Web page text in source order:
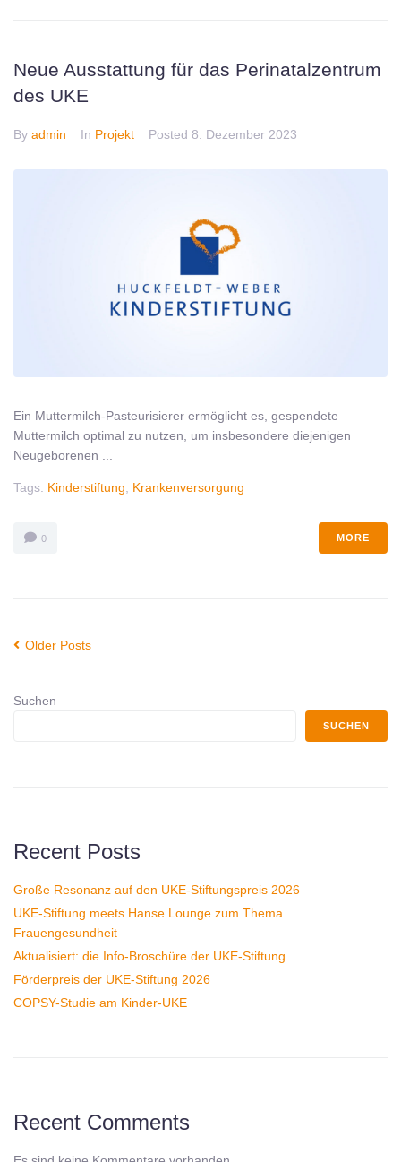
Neue Ausstattung für das Perinatalzentrum
des UKE
By admin In Projekt Posted 8. Dezember 2023
Ein Muttermilch-Pasteurisierer ermöglicht es, gespendete
Muttermilch optimal zu nutzen, um insbesondere diejenigen
Neugeborenen ...
Tags: Kinderstiftung, Krankenversorgung
0 MORE
Older Posts
Suchen
SUCHEN
Recent Posts
Große Resonanz auf den UKE-Stiftungspreis 2026
UKE-Stiftung meets Hanse Lounge zum Thema
Frauengesundheit
Aktualisiert: die Info-Broschüre der UKE-Stiftung
Förderpreis der UKE-Stiftung 2026
COPSY-Studie am Kinder-UKE
Recent Comments